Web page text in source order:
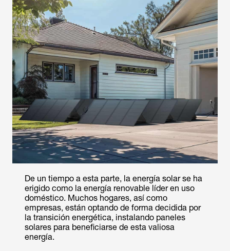
De un tiempo a esta parte, la energía solar se ha
erigido como la energía renovable líder en uso
doméstico. Muchos hogares, así como
empresas, están optando de forma decidida por
la transición energética, instalando paneles
solares para beneficiarse de esta valiosa
energía.